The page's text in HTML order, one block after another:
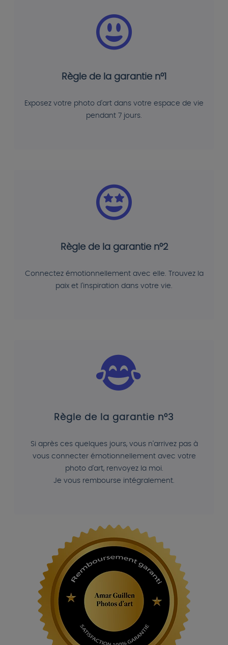
Règle de la garantie n°1
Exposez votre photo d'art dans votre espace de vie
pendant 7 jours.
Règle de la garantie n°2
Connectez émotionnellement avec elle. Trouvez la
paix et l'inspiration dans votre vie.
Règle de la garantie n°3
Si après ces quelques jours, vous n'arrivez pas à
vous connecter émotionnellement avec votre
photo d'art, renvoyez la moi.
Je vous rembourse intégralement.